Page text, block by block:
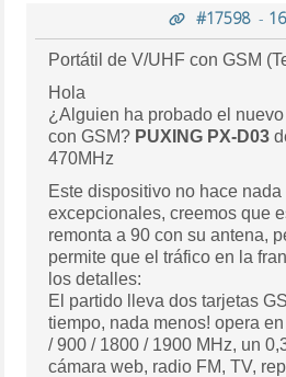
#17598-
Portátil de V/UHF con GSM
Hola
¿Alguien ha probado el
con GSM? PUXING PX-D03
470MHz
Este dispositivo no hace nada
excepcionales, creemos que
remonta a 90 con su antena,
permite que el tráfico en la
los detalles:
El partido lleva dos tarjetas
tiempo, nada menos! opera
/ 900 / 1800 / 1900 MHz, un
cámara web, radio FM, TV,